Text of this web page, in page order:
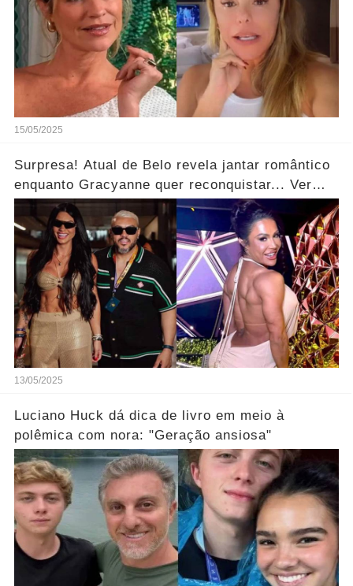
15/05/2025
Surpresa! Atual de Belo revela jantar romântico
enquanto Gracyanne quer reconquistar... Ver
mais
13/05/2025
Luciano Huck dá dica de livro em meio à
polêmica com nora: "Geração ansiosa"